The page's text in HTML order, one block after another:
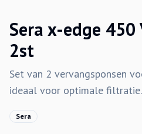
Sera x-edge 450
2st
Set van 2 vervangsponsen
ideaal voor optimale filtratie.
Sera